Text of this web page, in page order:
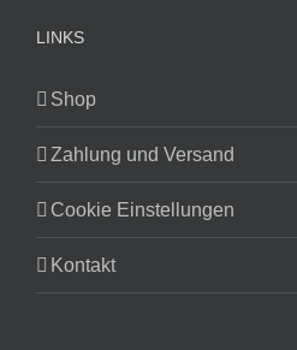
LINKS
Shop
Zahlung und Versand
Cookie Einstellungen
Kontakt